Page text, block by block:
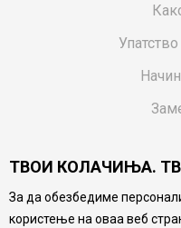
ТВОИ КОЛАЧИЊА.
За да обезбедиме
користење на оваа веб